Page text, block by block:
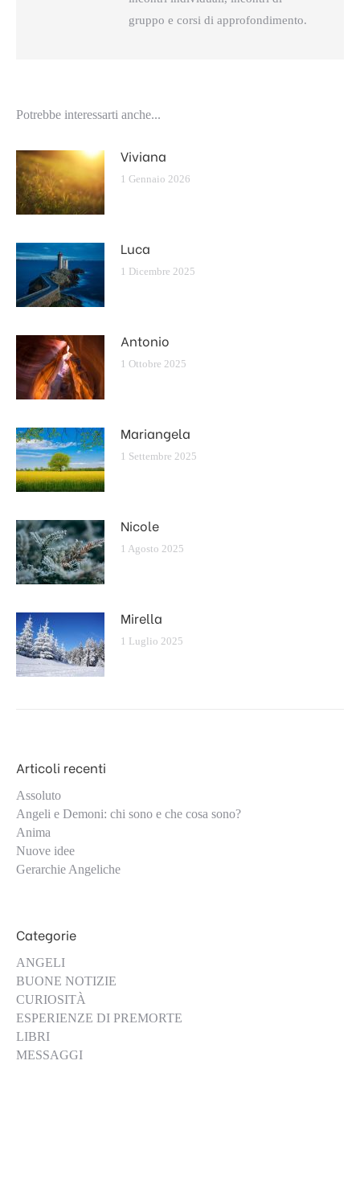
gruppo e corsi di approfondimento.
Potrebbe interessarti anche...
Viviana
1 Gennaio 2026
Luca
1 Dicembre 2025
Antonio
1 Ottobre 2025
Mariangela
1 Settembre 2025
Nicole
1 Agosto 2025
Mirella
1 Luglio 2025
Articoli recenti
Assoluto
Angeli e Demoni: chi sono e che cosa sono?
Anima
Nuove idee
Gerarchie Angeliche
Categorie
ANGELI
BUONE NOTIZIE
CURIOSITÀ
ESPERIENZE DI PREMORTE
LIBRI
MESSAGGI